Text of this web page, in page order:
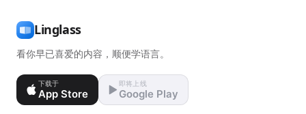
Linglass
看你早已喜爱的内容，顺便学语言。
下载于
App Store
即将上线
Google Play